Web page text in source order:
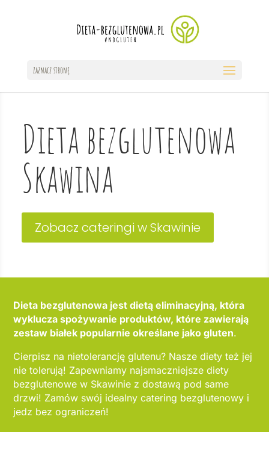
Zaznacz stronę
Dieta bezglutenowa
Skawina
Zobacz cateringi w Skawinie
Dieta bezglutenowa jest dietą eliminacyjną, która
wyklucza spożywanie produktów, które zawierają
zestaw białek popularnie określane jako gluten.
Cierpisz na nietolerancję glutenu? Nasze diety też jej
nie tolerują! Zapewniamy najsmaczniejsze diety
bezglutenowe w Skawinie z dostawą pod same
drzwi! Zamów swój idealny catering bezglutenowy i
jedz bez ograniczeń!